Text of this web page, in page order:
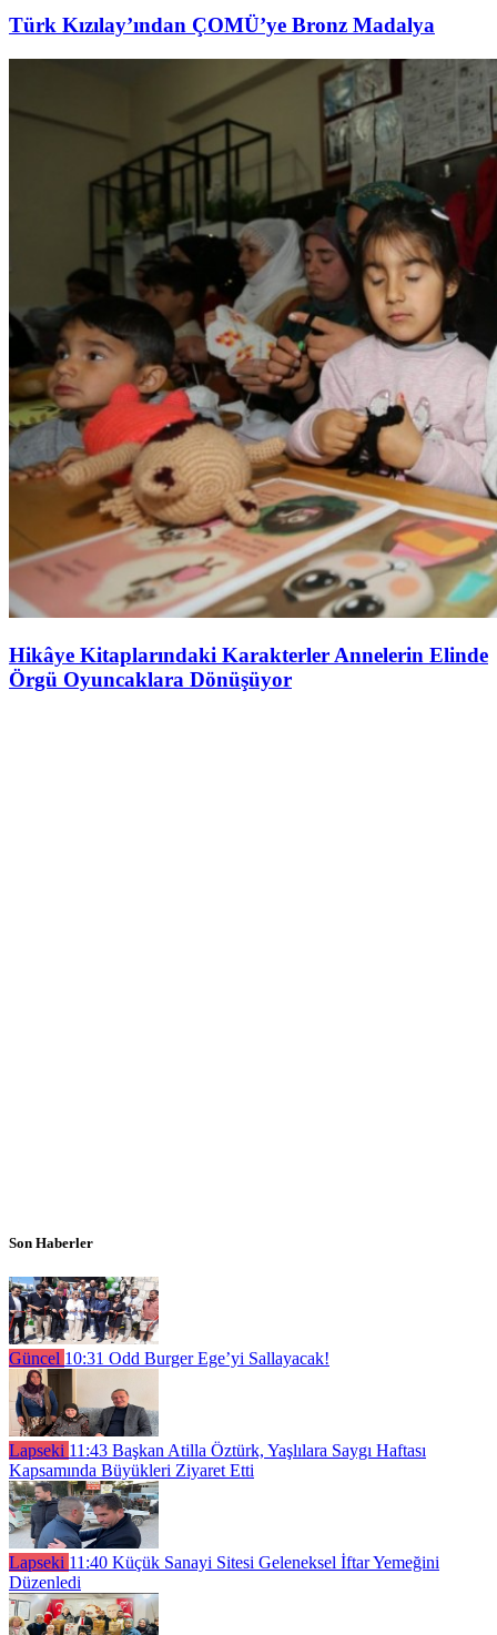
Türk Kızılay’ından ÇOMÜ’ye Bronz Madalya
Hikâye Kitaplarındaki Karakterler Annelerin Elinde
Örgü Oyuncaklara Dönüşüyor
Son Haberler
Güncel 10:31 Odd Burger Ege’yi Sallayacak!
Lapseki 11:43 Başkan Atilla Öztürk, Yaşlılara Saygı Haftası
Kapsamında Büyükleri Ziyaret Etti
Lapseki 11:40 Küçük Sanayi Sitesi Geleneksel İftar Yemeğini
Düzenledi